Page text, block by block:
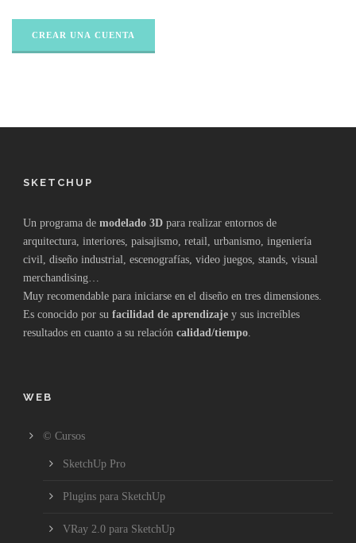
SKETCHUP
Un programa de modelado 3D para realizar entornos de
arquitectura, interiores, paisajismo, retail, urbanismo, ingeniería
civil, diseño industrial, escenografías, video juegos, stands, visual
merchandising…
Muy recomendable para iniciarse en el diseño en tres dimensiones.
Es conocido por su facilidad de aprendizaje y sus increíbles
resultados en cuanto a su relación calidad/tiempo.
WEB
© Cursos
SketchUp Pro
Plugins para SketchUp
VRay 2.0 para SketchUp